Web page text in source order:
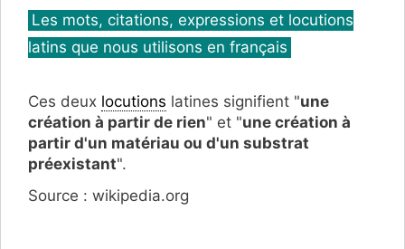
Catégories
Les mots, citations, expressions et locutions
latins que nous utilisons en français
Ces deux locutions latines signifient "une
création à partir de rien" et "une création à
partir d'un matériau ou d'un substrat
préexistant".
Source : wikipedia.org